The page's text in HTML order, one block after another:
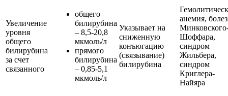
Увеличение
уровня
общего
билирубина
за счет
связанного
общего
билирубина
– 8,5-20,8
мкмоль/л
прямого
билирубина
– 0,85-5,1
мкмоль/л
Указывает на
сниженную
конъюгацию
(связывание)
билирубина
анемия,
Шоффара,
синдром
Жильбера,
синдром
Криглера-
Найяра